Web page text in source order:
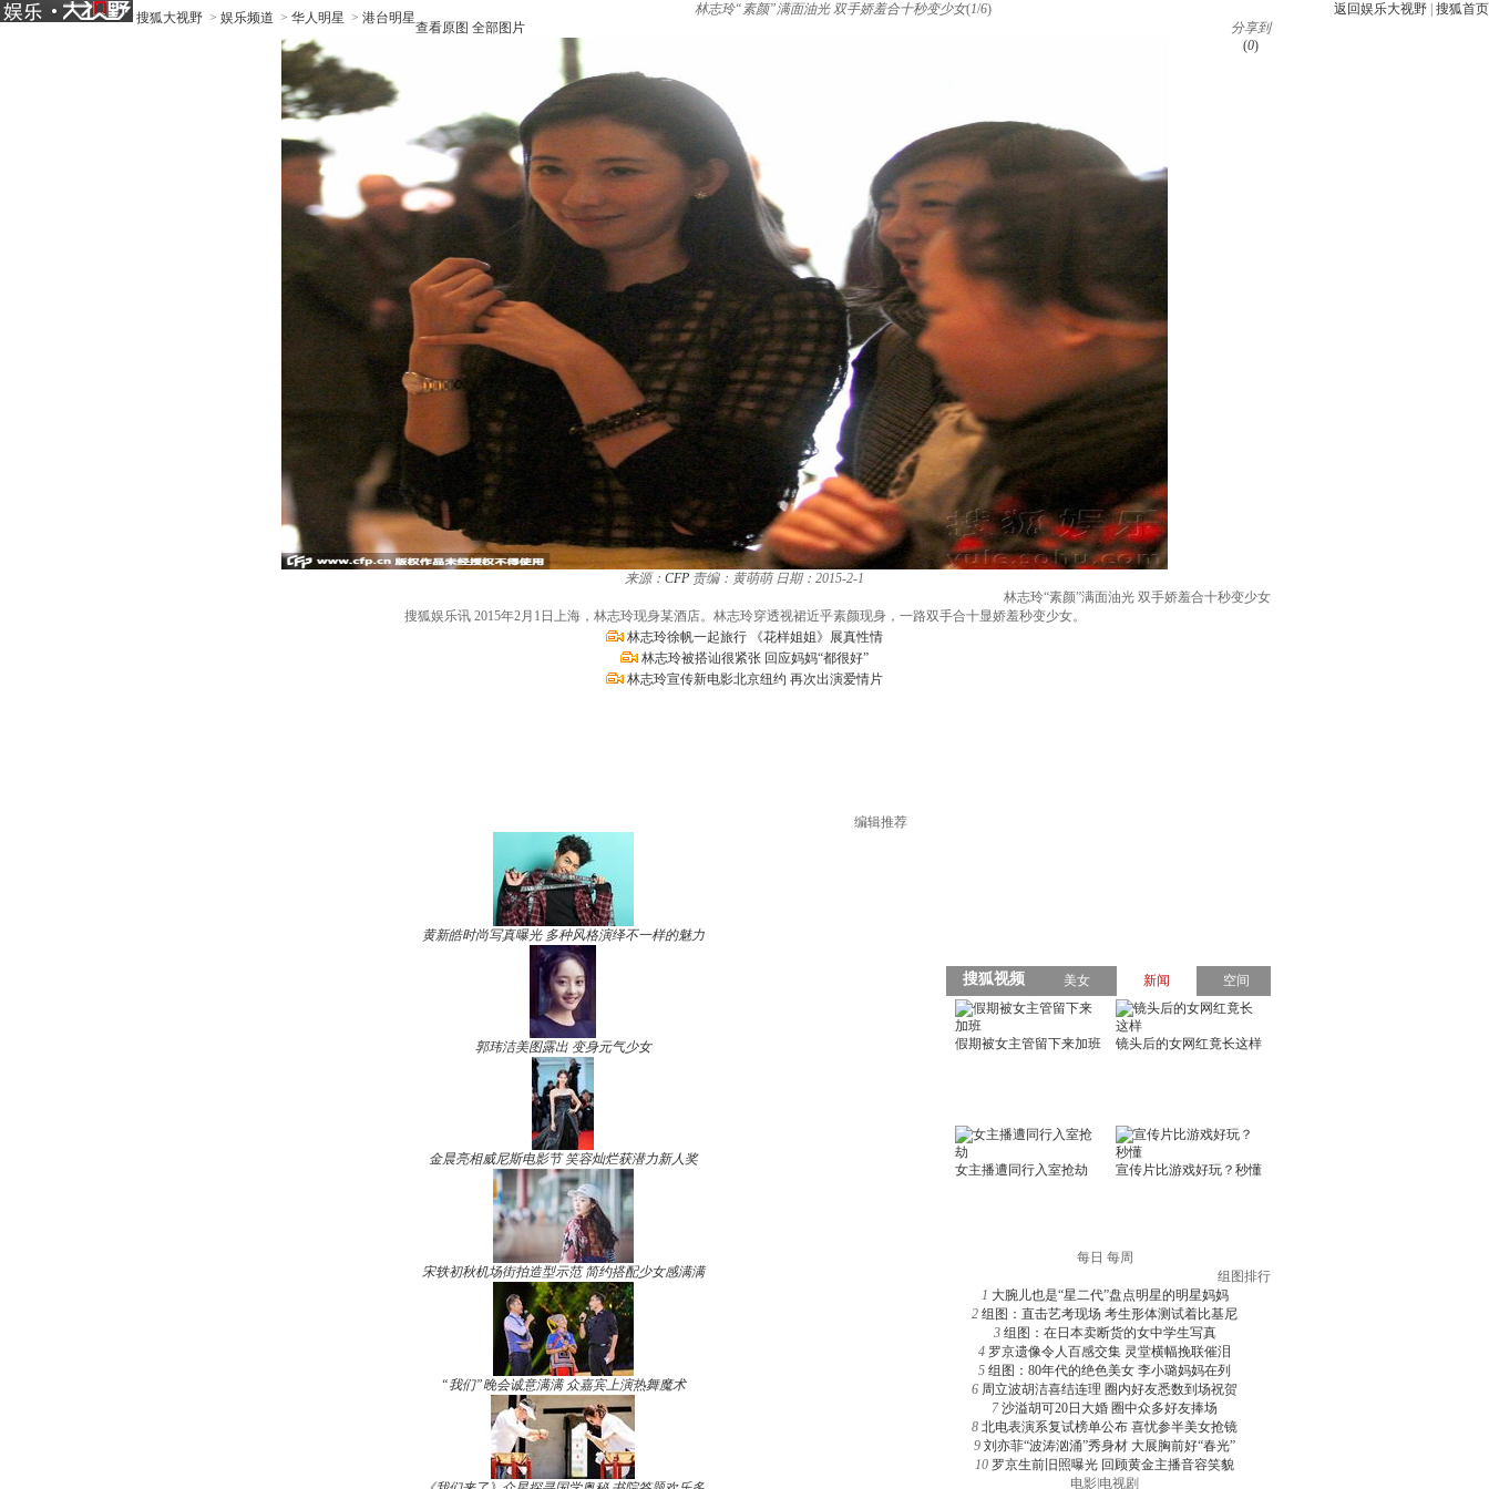
搜狐大视野 > 娱乐频道 > 华人明星 > 港台明星
返回娱乐大视野 搜狐首页
林志玲“素颜”满面油光 双手娇羞合十秒变少女(1/6)
查看原图 全部图片
分享到
(0)
来源： CFP 责编：黄萌萌 日期：2015-2-1
林志玲“素颜”满面油光 双手娇羞合十秒变少女
搜狐娱乐讯 2015年2月1日上海，林志玲现身某酒店。林志玲穿透视裙近乎素颜现身，一路双手合十显娇羞秒变少女。
林志玲徐帆一起旅行 《花样姐姐》展真性情
林志玲被搭讪很紧张 回应妈妈“都很好”
林志玲宣传新电影北京纽约 再次出演爱情片
编辑推荐
黄新皓时尚写真曝光 多种风格演绎不一样的魅力
郭玮洁美图露出 变身元气少女
金晨亮相威尼斯电影节 笑容灿烂获潜力新人奖
宋轶初秋机场街拍造型示范 简约搭配少女感满满
“我们”晚会诚意满满 众嘉宾上演热舞魔术
每日 每周
组图排行
1 大腕儿也是“星二代”盘点明星的明星妈妈
2 组图：直击艺考现场 考生形体测试着比基尼
3 组图：在日本卖断货的女中学生写真
4 罗京遗像令人百感交集 灵堂横幅挽联催泪
5 组图：80年代的绝色美女 李小璐妈妈在列
6 周立波胡洁喜结连理 圈内好友悉数到场祝贺
7 沙溢胡可20日大婚 圈中众多好友捧场
8 北电表演系复试榜单公布 喜忧参半美女抢镜
9 刘亦菲“波涛汹涌”秀身材 大展胸前好“春光”
10 罗京生前旧照曝光 回顾黄金主播音容笑貌
电影 电视剧